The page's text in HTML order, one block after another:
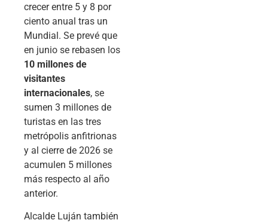
crecer entre 5 y 8 por
ciento anual tras un
Mundial. Se prevé que
en junio se rebasen los
10 millones de
visitantes
internacionales, se
sumen 3 millones de
turistas en las tres
metrópolis anfitrionas
y al cierre de 2026 se
acumulen 5 millones
más respecto al año
anterior.
Alcalde Luján también